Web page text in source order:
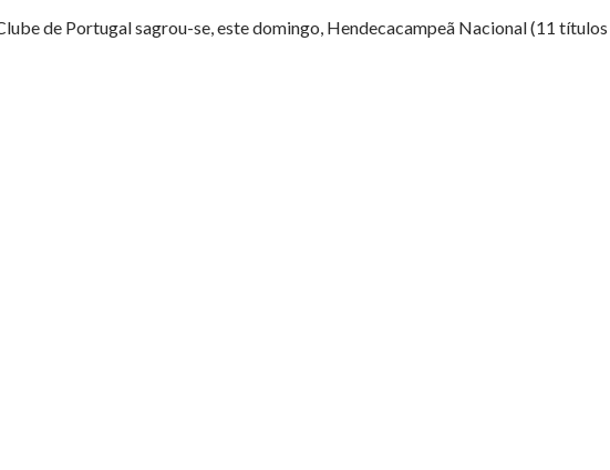
de Portugal sagrou-se, este domingo, Hendecacampeã Nacional (11